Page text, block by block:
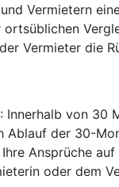
Vermietern
Vermieter die
Innerhalb von 30
Ablauf der 30-
Ansprüche
oder dem